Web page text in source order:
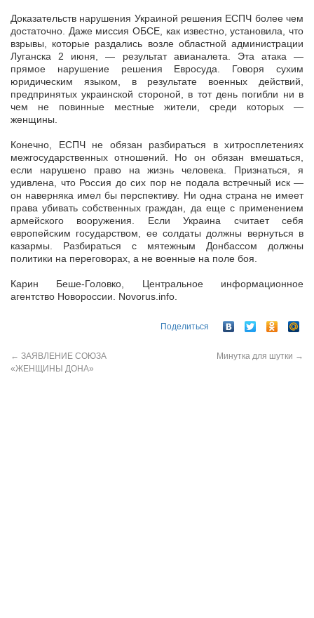
Доказательств нарушения Украиной решения ЕСПЧ более чем
достаточно. Даже миссия ОБСЕ, как известно, установила, что
взрывы, которые раздались возле областной администрации
Луганска 2 июня, — результат авианалета. Эта атака —
прямое нарушение решения Евросуда. Говоря сухим
юридическим языком, в результате военных действий,
предпринятых украинской стороной, в тот день погибли ни в
чем не повинные местные жители, среди которых —
женщины.
Конечно, ЕСПЧ не обязан разбираться в хитросплетениях
межгосударственных отношений. Но он обязан вмешаться,
если нарушено право на жизнь человека. Признаться, я
удивлена, что Россия до сих пор не подала встречный иск —
он наверняка имел бы перспективу. Ни одна страна не имеет
права убивать собственных граждан, да еще с применением
армейского вооружения. Если Украина считает себя
европейским государством, ее солдаты должны вернуться в
казармы. Разбираться с мятежным Донбассом должны
политики на переговорах, а не военные на поле боя.
Карин Беше-Головко, Центральное информационное
агентство Новороссии. Novorus.info.
Поделиться
← ЗАЯВЛЕНИЕ СОЮЗА
«ЖЕНЩИНЫ ДОНА»
Минутка для шутки →